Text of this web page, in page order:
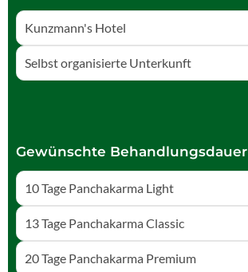
Kunzmann's Hotel
Selbst organisierte Unterkunft
Gewünschte Behandlungsdauer
10 Tage Panchakarma Light
13 Tage Panchakarma Classic
20 Tage Panchakarma Premium